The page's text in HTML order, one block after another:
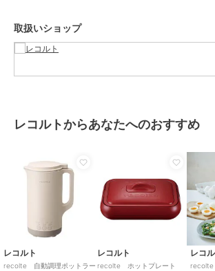
［JUICE＆CLEAN］モード
1分間に1秒程度の短い撹拌を繰り返し、焦げ付き
◆直径約12cm！場所を取らないスリムサイズで
スッキリコンパクトなのに、約600mlのたっぷり
回で2～4人分作れます。本体内側は、焦げ付きに
ディングでお手入れも簡単。
◆わかりやすい！イラスト入りの専用レシピブッ
取扱いショップ
レコルトからあなたへのおすすめ
レコルト
recolte 自動調理ポットラー
レコルト
recolte ホットプレート
レコ